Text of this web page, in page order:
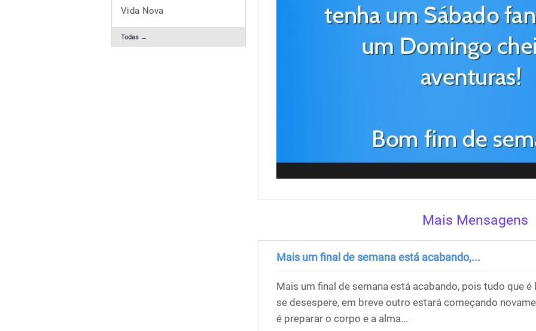
Vida Nova
Todas →
Mais Mensagens
Mais um final de semana está acabando,...
Mais um final de semana está acabando, pois tudo que
se desespere, em breve outro estará começando
é preparar o corpo e a alma...